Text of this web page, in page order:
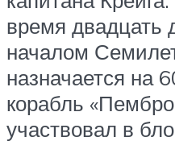
время двадцать
началом
назначается на
корабль
участвовал в